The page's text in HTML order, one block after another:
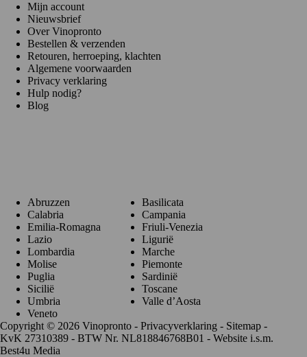
Mijn account
Nieuwsbrief
Over Vinopronto
Bestellen & verzenden
Retouren, herroeping, klachten
Algemene voorwaarden
Privacy verklaring
Hulp nodig?
Blog
Abruzzen
Basilicata
Calabria
Campania
Emilia-Romagna
Friuli-Venezia
Lazio
Ligurië
Lombardia
Marche
Molise
Piemonte
Puglia
Sardinië
Sicilië
Toscane
Umbria
Valle d’Aosta
Veneto
Copyright © 2026 Vinopronto - Privacyverklaring - Sitemap -
KvK 27310389 - BTW Nr. NL818846768B01 - Website i.s.m.
Best4u Media